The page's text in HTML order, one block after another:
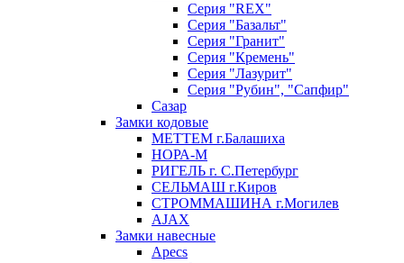
Серия "REX"
Серия "Базальт"
Серия "Гранит"
Серия "Кремень"
Серия "Лазурит"
Серия "Рубин", "Сапфир"
Сазар
Замки кодовые
МЕТТЕМ г.Балашиха
НОРА-М
РИГЕЛЬ г. С.Петербург
СЕЛЬМАШ г.Киров
СТРОММАШИНА г.Могилев
AJAX
Замки навесные
Apecs